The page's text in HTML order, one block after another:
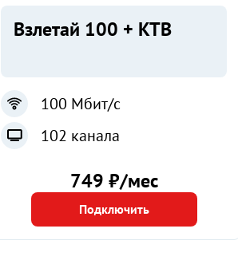
Взлетай 100 + КТВ
100 Мбит/с
102 канала
749 ₽/мес
Подключить